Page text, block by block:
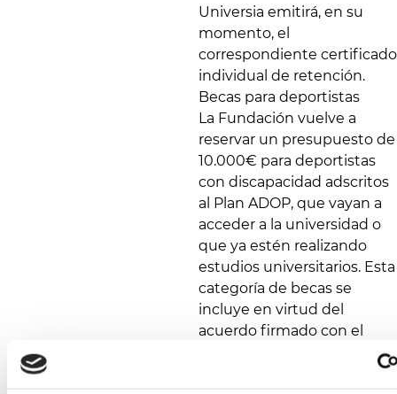
Universia emitirá, en su
momento, el
correspondiente certificado
individual de retención.
Becas para deportistas
La Fundación vuelve a
reservar un presupuesto de
10.000€ para deportistas
con discapacidad adscritos
al Plan ADOP, que vayan a
acceder a la universidad o
que ya estén realizando
estudios universitarios. Esta
categoría de becas se
incluye en virtud del
acuerdo firmado con el
Deportes, Fundación Once